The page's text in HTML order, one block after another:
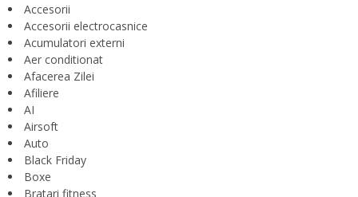
Accesorii
Accesorii electrocasnice
Acumulatori externi
Aer conditionat
Afacerea Zilei
Afiliere
AI
Airsoft
Auto
Black Friday
Boxe
Bratari fitness